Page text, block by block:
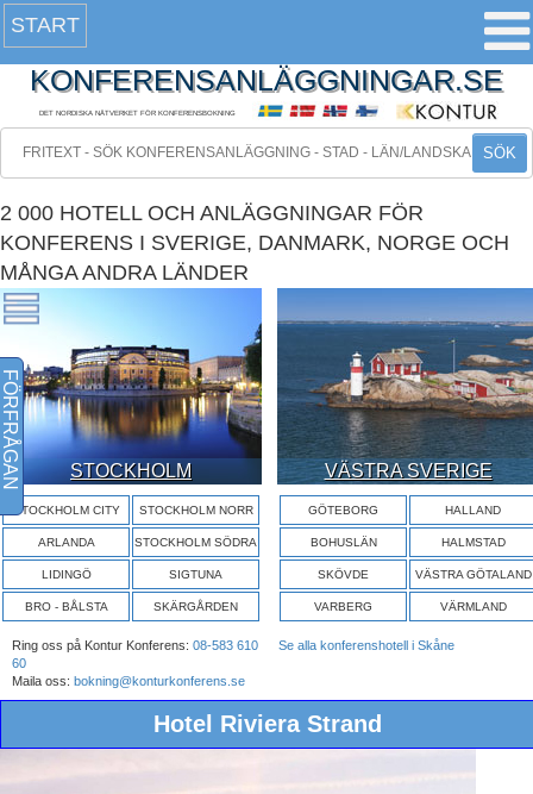
START
KONFERENSANLÄGGNINGAR.SE
DET NORDISKA NÄTVERKET FÖR KONFERENSBOKNING
SÖK
2 000 HOTELL OCH ANLÄGGNINGAR FÖR
KONFERENS I SVERIGE, DANMARK, NORGE OCH
MÅNGA ANDRA LÄNDER
STOCKHOLM
STOCKHOLM CITY STOCKHOLM NORR
ARLANDA STOCKHOLM SÖDRA
LIDINGÖ SIGTUNA
BRO - BÅLSTA SKÄRGÅRDEN
VÄSTRA SVERIGE
GÖTEBORG HALLAND
BOHUSLÄN HALMSTAD
SKÖVDE VÄSTRA GÖTALAND
VARBERG VÄRMLAND
Ring oss på Kontur Konferens: 08-583 610
60
Maila oss: bokning@konturkonferens.se
Se alla konferenshotell i Skåne
Hotel Riviera Strand
FÖRFRÅGAN